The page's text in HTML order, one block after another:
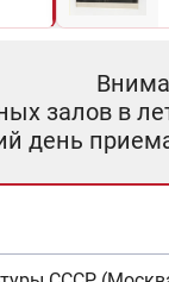
залов в
день